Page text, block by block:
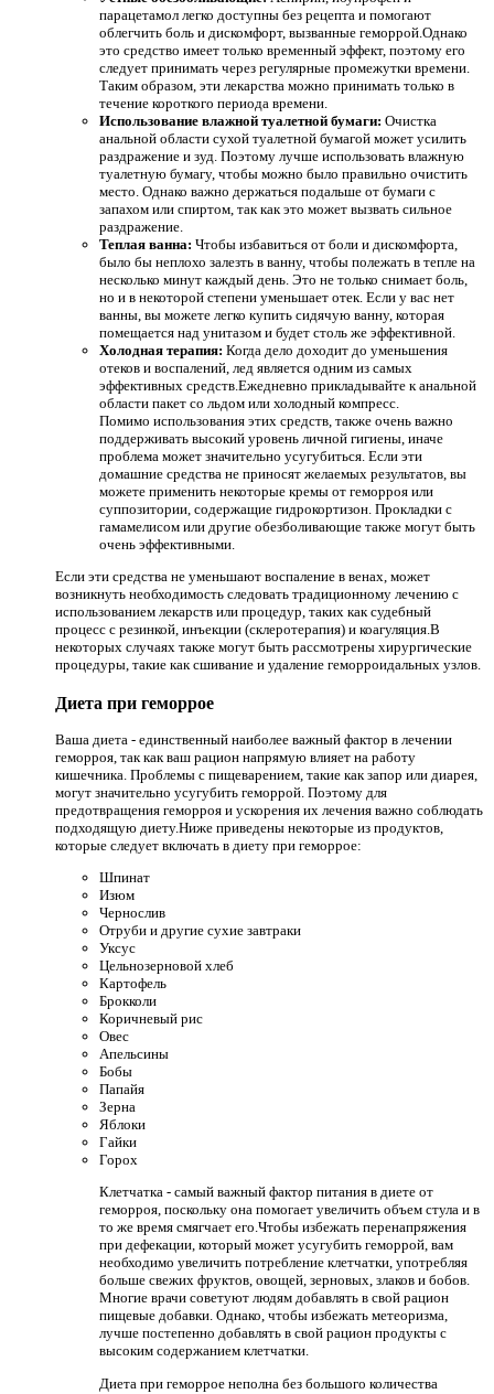
парацетамол легко доступны без рецепта и помогают
облегчить боль и дискомфорт, вызванные геморрой.Однако
это средство имеет только временный эффект, поэтому его
следует принимать через регулярные промежутки времени.
Таким образом, эти лекарства можно принимать только в
течение короткого периода времени.
Использование влажной туалетной бумаги: Очистка
анальной области сухой туалетной бумагой может усилить
раздражение и зуд. Поэтому лучше использовать влажную
туалетную бумагу, чтобы можно было правильно очистить
место. Однако важно держаться подальше от бумаги с
запахом или спиртом, так как это может вызвать сильное
раздражение.
Теплая ванна: Чтобы избавиться от боли и дискомфорта,
было бы неплохо залезть в ванну, чтобы полежать в тепле на
несколько минут каждый день. Это не только снимает боль,
но и в некоторой степени уменьшает отек. Если у вас нет
ванны, вы можете легко купить сидячую ванну, которая
помещается над унитазом и будет столь же эффективной.
Холодная терапия: Когда дело доходит до уменьшения
отеков и воспалений, лед является одним из самых
эффективных средств.Ежедневно прикладывайте к анальной
области пакет со льдом или холодный компресс.
Помимо использования этих средств, также очень важно
поддерживать высокий уровень личной гигиены, иначе
проблема может значительно усугубиться. Если эти
домашние средства не приносят желаемых результатов, вы
можете применить некоторые кремы от геморроя или
суппозитории, содержащие гидрокортизон. Прокладки с
гамамелисом или другие обезболивающие также могут быть
очень эффективными.
Если эти средства не уменьшают воспаление в венах, может
возникнуть необходимость следовать традиционному лечению с
использованием лекарств или процедур, таких как судебный
процесс с резинкой, инъекции (склеротерапия) и коагуляция.В
некоторых случаях также могут быть рассмотрены хирургические
процедуры, такие как сшивание и удаление геморроидальных узлов.
Диета при геморрое
Ваша диета - единственный наиболее важный фактор в лечении
геморроя, так как ваш рацион напрямую влияет на работу
кишечника. Проблемы с пищеварением, такие как запор или диарея,
могут значительно усугубить геморрой. Поэтому для
предотвращения геморроя и ускорения их лечения важно соблюдать
подходящую диету.Ниже приведены некоторые из продуктов,
которые следует включать в диету при геморрое:
Шпинат
Изюм
Чернослив
Отруби и другие сухие завтраки
Уксус
Цельнозерновой хлеб
Картофель
Брокколи
Коричневый рис
Овес
Апельсины
Бобы
Папайя
Зерна
Яблоки
Гайки
Горох
Клетчатка - самый важный фактор питания в диете от
геморроя, поскольку она помогает увеличить объем стула и в
то же время смягчает его.Чтобы избежать перенапряжения
при дефекации, который может усугубить геморрой, вам
необходимо увеличить потребление клетчатки, употребляя
больше свежих фруктов, овощей, зерновых, злаков и бобов.
Многие врачи советуют людям добавлять в свой рацион
пищевые добавки. Однако, чтобы избежать метеоризма,
лучше постепенно добавлять в свой рацион продукты с
высоким содержанием клетчатки.
Диета при геморрое неполна без большого количества